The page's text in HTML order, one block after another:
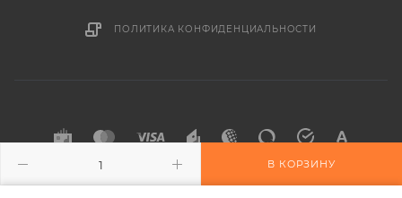
В КОРЗИНУ
ПОЛИТИКА КОНФИДЕНЦИАЛЬНОСТИ
2015-2026 © KKM-TRADE